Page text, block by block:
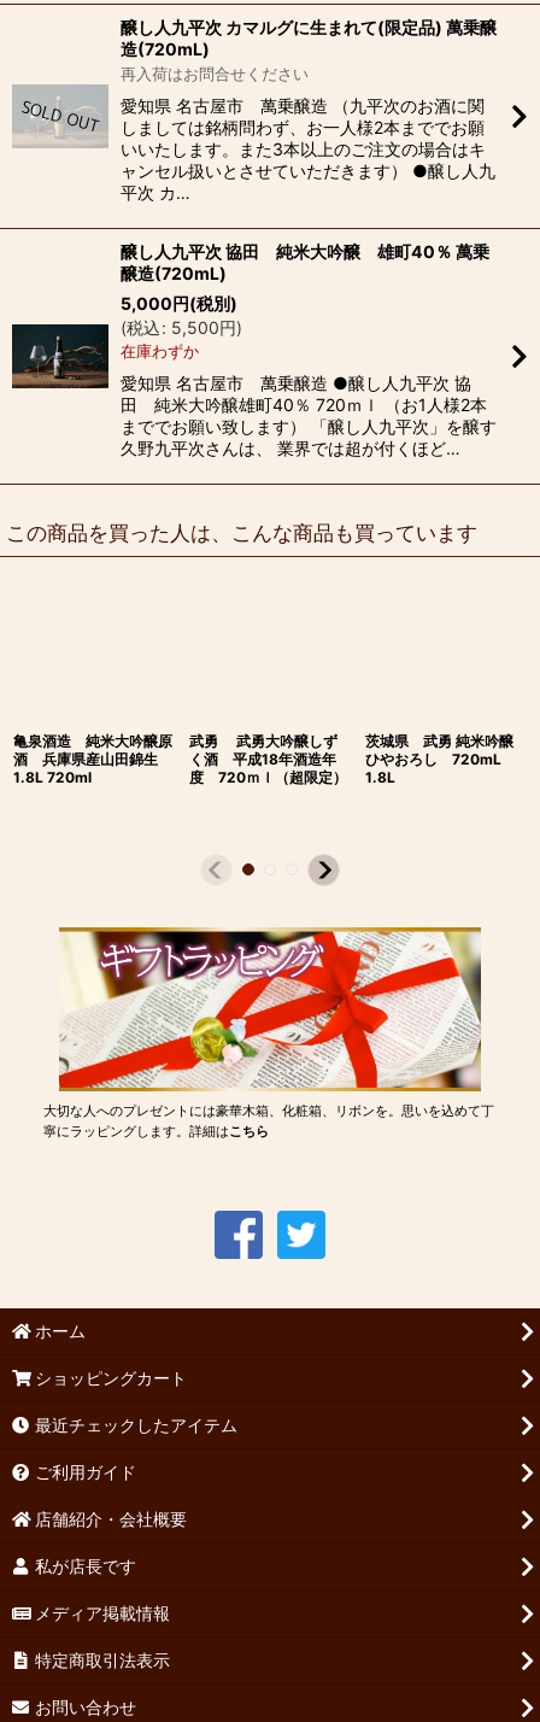
醸し人九平次 カマルグに生まれて(限定品) 萬乗醸
造(720mL)
再入荷はお問合せください
愛知県 名古屋市 萬乗醸造 （九平次のお酒に関
しましては銘柄問わず、お一人様2本まででお願
いいたします。また3本以上のご注文の場合はキ
ャンセル扱いとさせていただきます） ●醸し人九
平次 カ…
醸し人九平次 協田 純米大吟醸 雄町40％ 萬乗
醸造(720mL)
5,000円(税別)
(税込: 5,500円)
在庫わずか
愛知県 名古屋市 萬乗醸造 ●醸し人九平次 協
田 純米大吟醸雄町40％ 720ｍｌ （お1人様2本
まででお願い致します） 「醸し人九平次」を醸す
久野九平次さんは、 業界では超が付くほど…
この商品を買った人は、こんな商品も買っています
亀泉酒造 純米大吟醸原
酒 兵庫県産山田錦生
1.8L 720ml
武勇 武勇大吟醸しず
く酒 平成18年酒造年
度 720ｍｌ（超限定）
茨城県 武勇 純米吟醸
ひやおろし 720mL
1.8L
大切な人へのプレゼントには豪華木箱、化粧箱、リボンを。思いを込めて丁
寧にラッピングします。詳細はこちら
ホーム
ショッピングカート
最近チェックしたアイテム
ご利用ガイド
店舗紹介・会社概要
私が店長です
メディア掲載情報
特定商取引法表示
お問い合わせ